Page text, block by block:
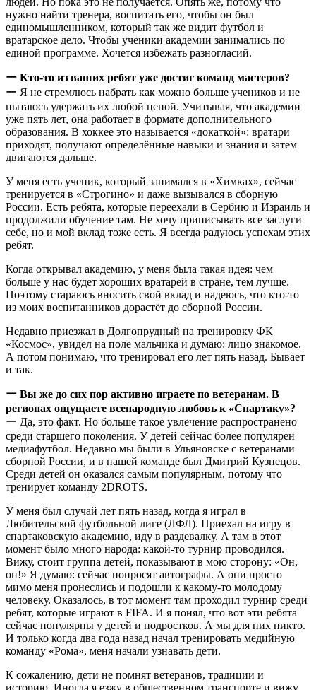
нужно найти тренера, воспитать его, чтобы он был
единомышленником, который так же видит футбол и
вратарское дело. Чтобы ученики академии занимались по
единой программе. Хочется избежать разногласий.
ー Кто-то из ваших ребят уже достиг команд мастеров?
ー Я не стремлюсь набрать как можно больше учеников и не
пытаюсь удержать их любой ценой. Учитывая, что академии
уже пять лет, она работает в формате дополнительного
образования. В хоккее это называется «докаткой»: вратари
приходят, получают определённые навыки и знания и затем
двигаются дальше.
У меня есть ученик, который занимался в «Химках», сейчас
тренируется в «Строгино» и даже вызывался в сборную
России. Есть ребята, которые переехали в Сербию и Израиль и
продолжили обучение там. Не хочу приписывать все заслуги
себе, но и мой вклад тоже есть. Я всегда радуюсь успехам этих
ребят.
Когда открывал академию, у меня была такая идея: чем
больше у нас будет хороших вратарей в стране, тем лучше.
Поэтому стараюсь вносить свой вклад и надеюсь, что кто-то
из моих воспитанников дорастёт до сборной России.
Недавно приезжал в Долгопрудный на тренировку ФК
«Космос», увидел на поле мальчика и думаю: лицо знакомое.
А потом понимаю, что тренировал его лет пять назад. Бывает
и так.
ー Вы же до сих пор активно играете по ветеранам. В
регионах ощущаете всенародную любовь к «Спартаку»?
ー Да, это факт. Но больше такое увлечение распространено
среди старшего поколения. У детей сейчас более популярен
медиафутбол. Недавно мы были в Ульяновске с ветеранами
сборной России, и в нашей команде был Дмитрий Кузнецов.
Среди детей он оказался самым популярным, потому что
тренирует команду 2DROTS.
У меня был случай лет пять назад, когда я играл в
Любительской футбольной лиге (ЛФЛ). Приехал на игру в
спартаковскую академию, иду в раздевалку. А там в этот
момент было много народа: какой-то турнир проводился.
Вижу, стоит группа детей, показывают в мою сторону: «Он,
он!» Я думаю: сейчас попросят автографы. А они просто
мимо меня пронеслись и подошли к какому-то молодому
человеку. Оказалось, в тот момент там проходил турнир среди
ребят, которые играют в FIFA. И я понял, что вот эти ребята
сейчас популярны у детей и подростков. А мы для них никто.
И только когда два года назад начал тренировать медийную
команду «Рома», меня начали узнавать дети.
К сожалению, дети не помнят ветеранов, традиции и